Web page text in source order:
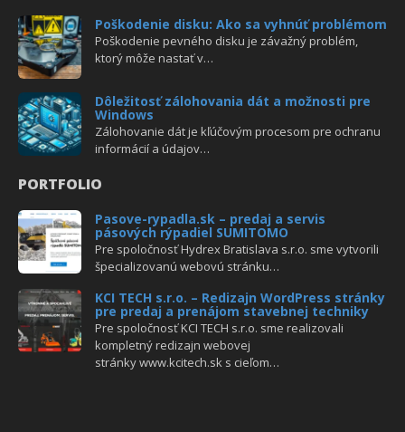
Poškodenie disku: Ako sa vyhnúť problémom
Poškodenie pevného disku je závažný problém,
ktorý môže nastať v…
Dôležitosť zálohovania dát a možnosti pre
Windows
Zálohovanie dát je kľúčovým procesom pre ochranu
informácií a údajov…
PORTFOLIO
Pasove-rypadla.sk – predaj a servis
pásových rýpadiel SUMITOMO
Pre spoločnosť Hydrex Bratislava s.r.o. sme vytvorili
špecializovanú webovú stránku…
KCI TECH s.r.o. – Redizajn WordPress stránky
pre predaj a prenájom stavebnej techniky
Pre spoločnosť KCI TECH s.r.o. sme realizovali
kompletný redizajn webovej
stránky www.kcitech.sk s cieľom…